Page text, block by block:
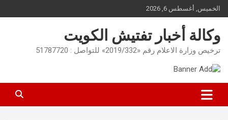
Skip
to
content
الخميس, أغسطس 6, 2026
وكالة أخبار تفتيش الكويت
ترخيص وزارة الاعلام رقم «2019/332» للتواصل : 51787720